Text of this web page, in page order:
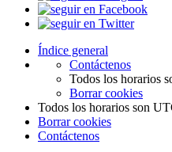
Índice general
Contáctenos
Todos los horarios
Borrar cookies
Todos los horarios son
Borrar cookies
Contáctenos